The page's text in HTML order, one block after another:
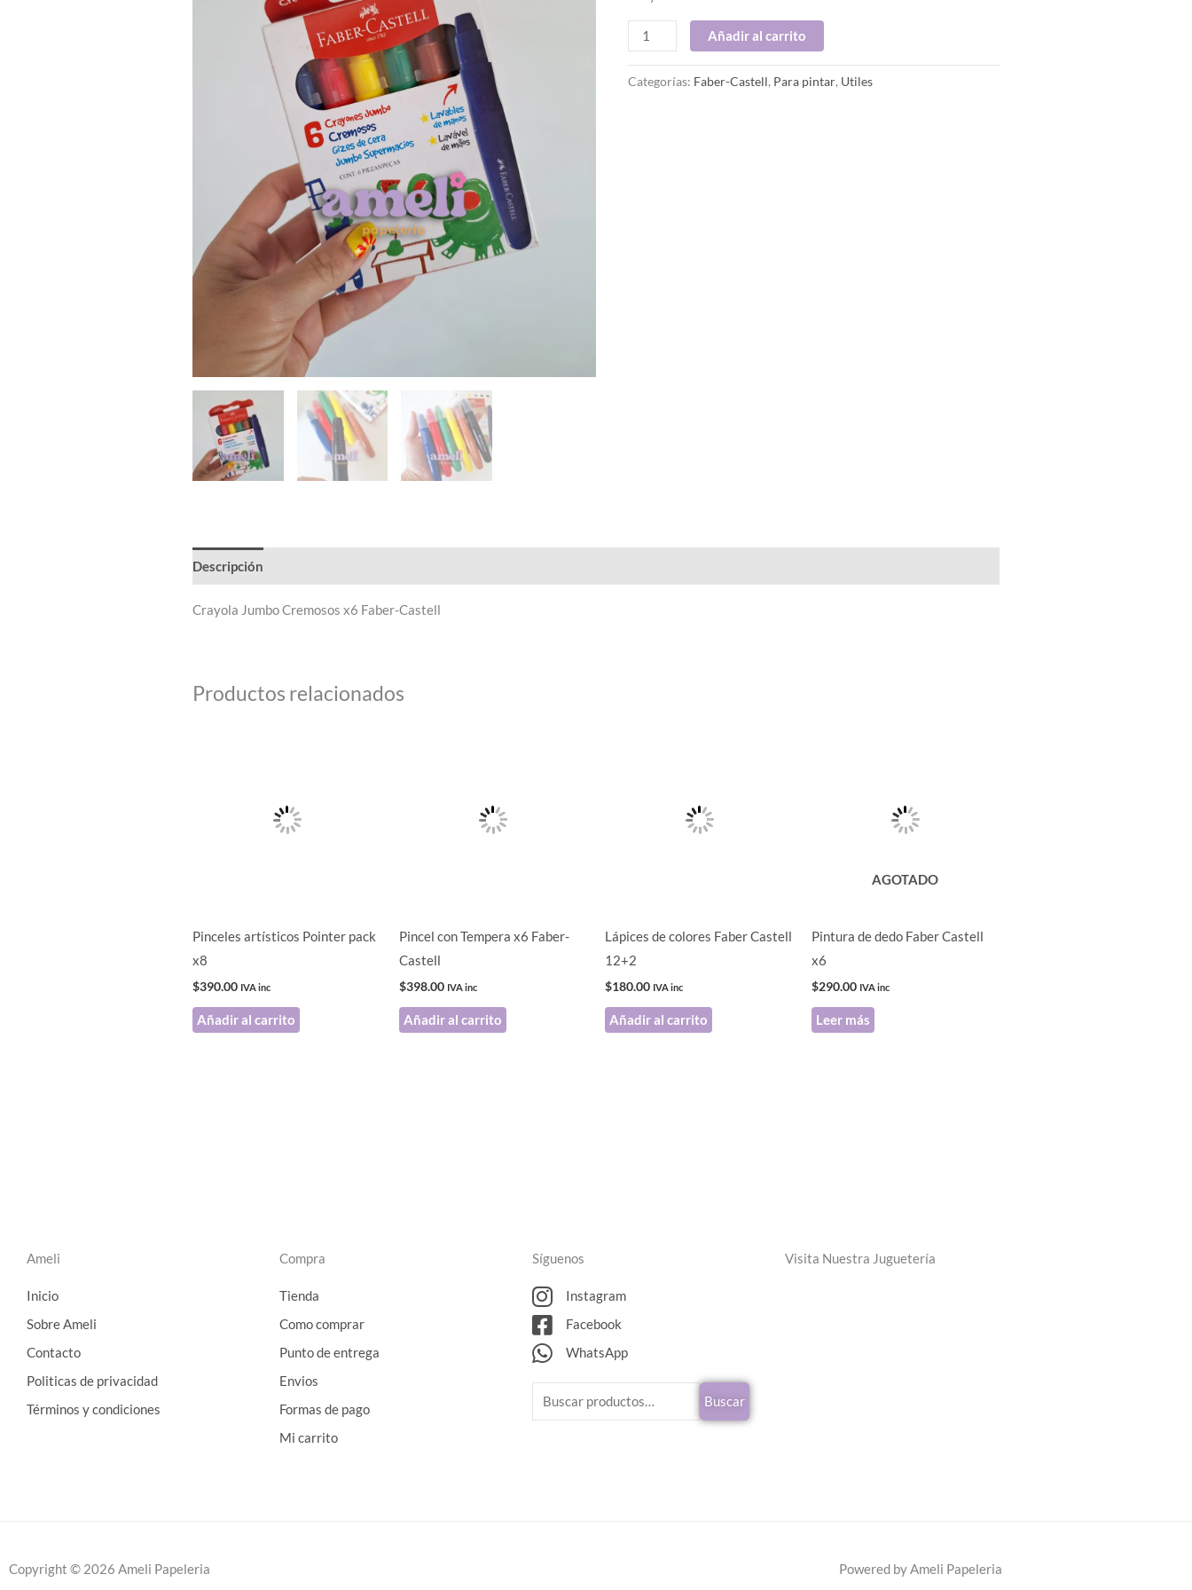
Añadir al carrito
Categorías: Faber-Castell, Para pintar, Utiles
Descripción
Crayola Jumbo Cremosos x6 Faber-Castell
Productos relacionados
Pinceles artísticos Pointer pack
x8
$390.00 IVA inc
Añadir al carrito
Pincel con Tempera x6 Faber-
Castell
$398.00 IVA inc
Añadir al carrito
Lápices de colores Faber Castell
12+2
$180.00 IVA inc
Añadir al carrito
AGOTADO
Pintura de dedo Faber Castell
x6
$290.00 IVA inc
Leer más
Ameli
Inicio
Sobre Ameli
Contacto
Politicas de privacidad
Términos y condiciones
Compra
Tienda
Como comprar
Punto de entrega
Envios
Formas de pago
Mi carrito
Síguenos
Instagram
Facebook
WhatsApp
Buscar
por:
Buscar
Visita Nuestra Juguetería
Copyright © 2026 Ameli Papeleria Powered by Ameli Papeleria